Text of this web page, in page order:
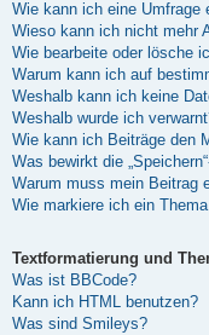
Wie kann ich eine Umfrage
Wieso kann ich nicht mehr
Wie bearbeite oder lösche
Warum kann ich auf
Weshalb kann ich keine
Weshalb wurde ich
Wie kann ich Beiträge den
Was bewirkt die
Warum muss mein Beitrag
Wie markiere ich ein
Textformatierung und
Was ist BBCode?
Kann ich HTML benutzen?
Was sind Smileys?